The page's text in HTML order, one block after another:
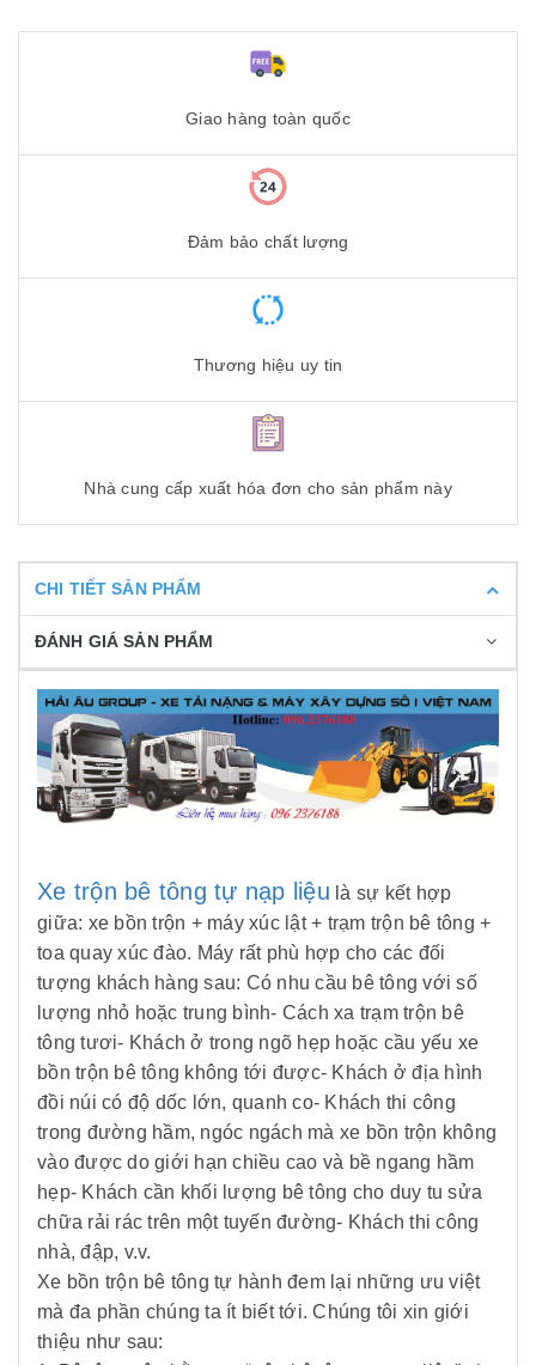
Giao hàng toàn quốc
Đảm bảo chất lượng
Thương hiệu uy tin
Nhà cung cấp xuất hóa đơn cho sản phẩm này
CHI TIẾT SẢN PHẨM
ĐÁNH GIÁ SẢN PHẨM
Xe trộn bê tông tự nạp liệu là sự kết hợp
giữa: xe bồn trộn + máy xúc lật + trạm trộn bê tông +
toa quay xúc đào. Máy rất phù hợp cho các đối
tượng khách hàng sau: Có nhu cầu bê tông với số
lượng nhỏ hoặc trung bình- Cách xa trạm trộn bê
tông tươi- Khách ở trong ngõ hẹp hoặc cầu yếu xe
bồn trộn bê tông không tới được- Khách ở địa hình
đồi núi có độ dốc lớn, quanh co- Khách thi công
trong đường hầm, ngóc ngách mà xe bồn trộn không
vào được do giới hạn chiều cao và bề ngang hầm
hẹp- Khách cần khối lượng bê tông cho duy tu sửa
chữa rải rác trên một tuyến đường- Khách thi công
nhà, đập, v.v.
Xe bồn trộn bê tông tự hành đem lại những ưu việt
mà đa phần chúng ta ít biết tới. Chúng tôi xin giới
thiệu như sau: